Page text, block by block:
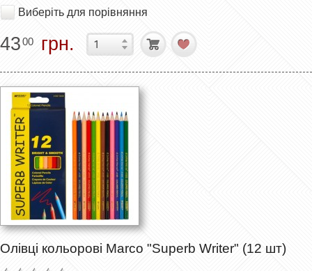
Виберіть для порівняння
4300 грн.
Олівці кольорові Marco "Superb Writer" (12 шт)